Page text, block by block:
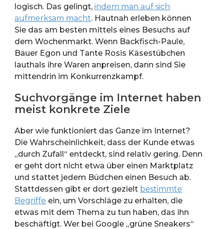
logisch. Das gelingt, indem man auf sich
aufmerksam macht. Hautnah erleben können
Sie das am besten mittels eines Besuchs auf
dem Wochenmarkt. Wenn Backfisch-Paule,
Bauer Egon und Tante Rosis Käsestübchen
lauthals ihre Waren anpreisen, dann sind Sie
mittendrin im Konkurrenzkampf.
Suchvorgänge im Internet haben
meist konkrete Ziele
Aber wie funktioniert das Ganze im Internet?
Die Wahrscheinlichkeit, dass der Kunde etwas
„durch Zufall“ entdeckt, sind relativ gering. Denn
er geht dort nicht etwa über einen Marktplatz
und stattet jedem Büdchen einen Besuch ab.
Stattdessen gibt er dort gezielt bestimmte
Begriffe ein, um Vorschläge zu erhalten, die
etwas mit dem Thema zu tun haben, das ihn
beschäftigt. Wer bei Google „grüne Sneakers“